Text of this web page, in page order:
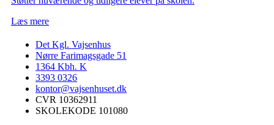
Læs mere
Det Kgl. Vajsenhus
Nørre Farimagsgade 51
1364 Kbh. K
3393 0326
kontor@vajsenhuset.dk
CVR 10362911
SKOLEKODE 101080